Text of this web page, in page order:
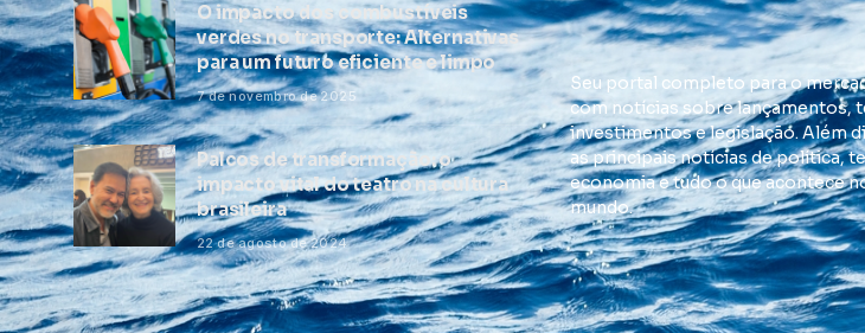
O impacto dos combustíveis
verdes no transporte: Alternativas
para um futuro eficiente e limpo
7 de novembro de 2025
Palcos de transformação: o
impacto vital do teatro na cultura
brasileira
22 de agosto de 2024
Seu portal completo para o
com notícias sobre lançamentos,
investimentos e legislação. Além
as principais notícias de política,
economia e tudo o que acontece
mundo.